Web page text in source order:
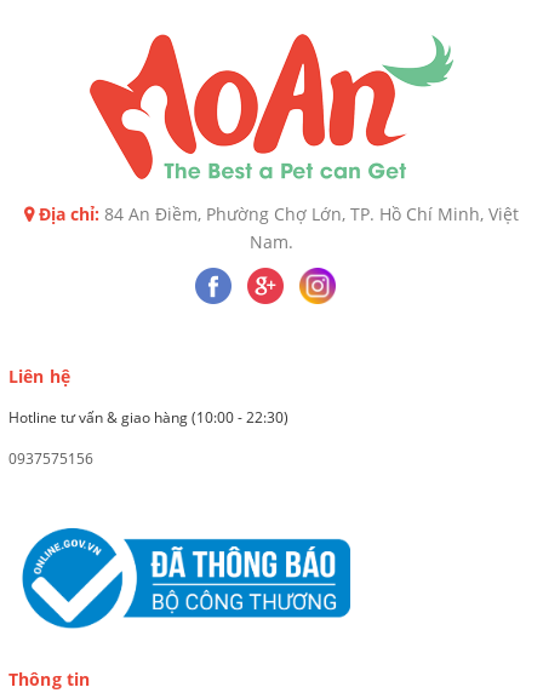
Địa chỉ: 84 An Điềm, Phường Chợ Lớn, TP. Hồ Chí Minh, Việt
Nam.
Liên hệ
Hotline tư vấn & giao hàng (10:00 - 22:30)
0937575156
Thông tin